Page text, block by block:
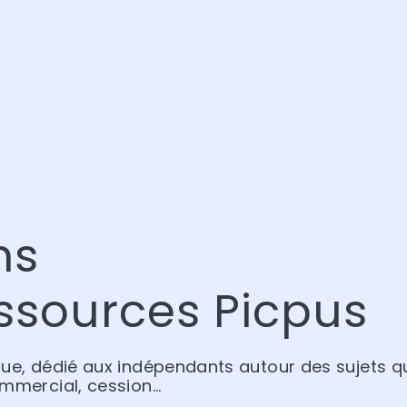
Picpus
dédié aux indépendants autour des sujets
cession…